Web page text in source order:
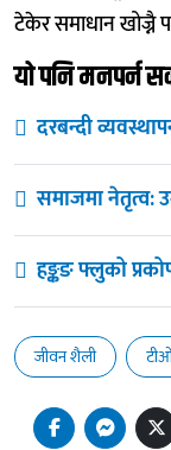
टेकेर समाधान खोज्नै
यो पनि मनपर्न
दरबन्दी
समाजमा नेतृत्व:
हङ्कङ फ्लुको
जीवन शैली